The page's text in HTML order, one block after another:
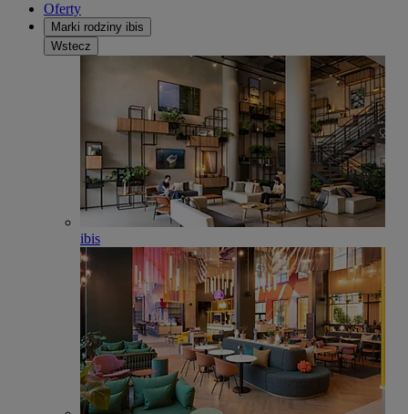
Oferty
Marki rodziny ibis
Wstecz
ibis